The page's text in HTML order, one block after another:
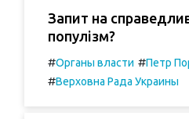
Запит на
популізм?
#Органы власти #Петр
#Верховна Рада Украины